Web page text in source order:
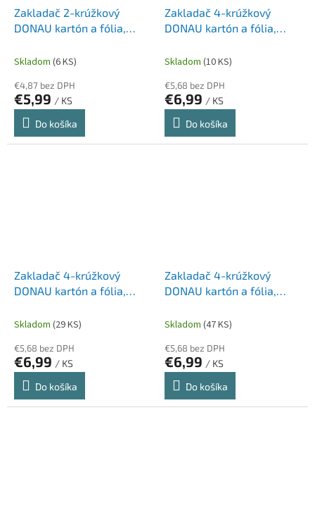
Zakladač 2-krúžkový
DONAU kartón a fólia,
Skladom (6 KS)
€4,87 bez DPH
€5,99 / KS
Do košíka
Zakladač 4-krúžkový
DONAU kartón a fólia,
Skladom (10 KS)
€5,68 bez DPH
€6,99 / KS
Do košíka
Zakladač 4-krúžkový
DONAU kartón a fólia,
Skladom (29 KS)
€5,68 bez DPH
€6,99 / KS
Do košíka
Zakladač 4-krúžkový
DONAU kartón a fólia,
Skladom (47 KS)
€5,68 bez DPH
€6,99 / KS
Do košíka